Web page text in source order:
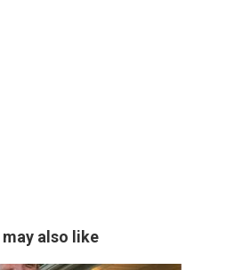
may also like